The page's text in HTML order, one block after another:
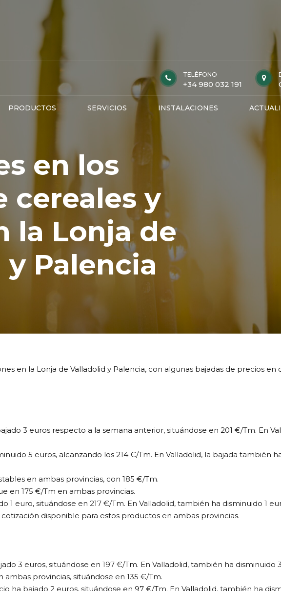
TELÉFONO
+34 980 032 191
PRODUCTOS SERVICIOS INSTALACIONES
en los
cereales y
la Lonja de
Palencia
en la Lonja de Valladolid y Palencia, con algunas bajadas de precios en
3 euros respecto a la semana anterior, situándose en 201 €/Tm. En
5 euros, alcanzando los 214 €/Tm. En Valladolid, la bajada también
en ambas provincias, con 185 €/Tm.​
en 175 €/Tm en ambas provincias.​
1 euro, situándose en 217 €/Tm. En Valladolid, también ha disminuido 1
disponible para estos productos en ambas provincias.​
3 euros, situándose en 197 €/Tm. En Valladolid, también ha disminuido
provincias, situándose en 135 €/Tm.​
ha bajado 2 euros, situándose en 97 €/Tm. En Valladolid, también ha